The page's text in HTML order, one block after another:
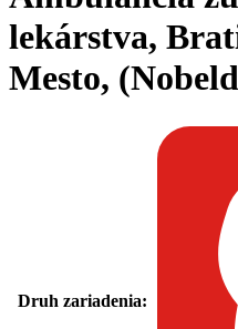
lekárstva,
Mesto,
Druh zariadenia: